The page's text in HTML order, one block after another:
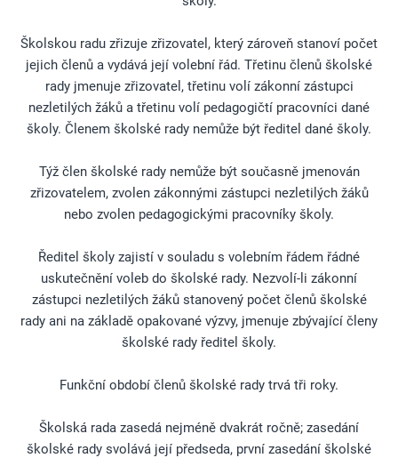
Školskou radu zřizuje zřizovatel, který zároveň stanoví počet
jejich členů a vydává její volební řád. Třetinu členů školské
rady jmenuje zřizovatel, třetinu volí zákonní zástupci
nezletilých žáků a třetinu volí pedagogičtí pracovníci dané
školy. Členem školské rady nemůže být ředitel dané školy.
Týž člen školské rady nemůže být současně jmenován
zřizovatelem, zvolen zákonnými zástupci nezletilých žáků
nebo zvolen pedagogickými pracovníky školy.
Ředitel školy zajistí v souladu s volebním řádem řádné
uskutečnění voleb do školské rady. Nezvolí-li zákonní
zástupci nezletilých žáků stanovený počet členů školské
rady ani na základě opakované výzvy, jmenuje zbývající členy
školské rady ředitel školy.
Funkční období členů školské rady trvá tři roky.
Školská rada zasedá nejméně dvakrát ročně; zasedání
školské rady svolává její předseda, první zasedání školské